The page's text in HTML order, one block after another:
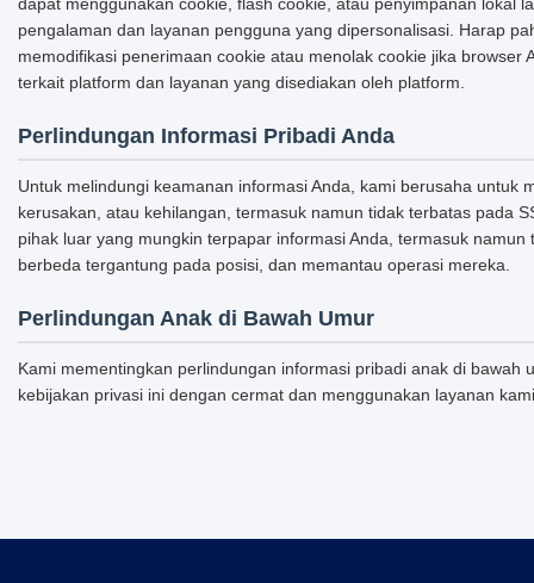
pengalaman dan layanan pengguna yang dipersonalisasi. Harap
memodifikasi penerimaan cookie atau menolak cookie jika
terkait platform dan layanan yang disediakan oleh platform.
Perlindungan Informasi Pribadi Anda
Untuk melindungi keamanan informasi Anda, kami berusaha
kerusakan, atau kehilangan, termasuk namun tidak terbatas pada
pihak luar yang mungkin terpapar informasi Anda, termasuk
berbeda tergantung pada posisi, dan memantau operasi mereka.
Perlindungan Anak di Bawah Umur
Kami mementingkan perlindungan informasi pribadi anak di
kebijakan privasi ini dengan cermat dan menggunakan layanan